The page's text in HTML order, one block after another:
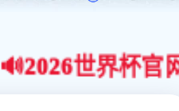
世界杯官网合作